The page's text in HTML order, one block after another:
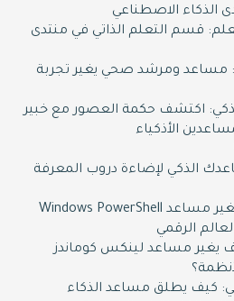
الذكاء الاصطناعي
قسم التعلم الذاتي في منتدى
مساعد ومرشد صحي يغير تجربة
اكتشف حكمة العصور مع خبير
الأذكياء
الذكي لإضاءة دروب المعرفة
سيد الأتمتة: كيف يغير مساعد Windows PowerShell
الرقمي
يغير مساعد لينكس كوماندز
كيف يطلق مساعد الذكاء